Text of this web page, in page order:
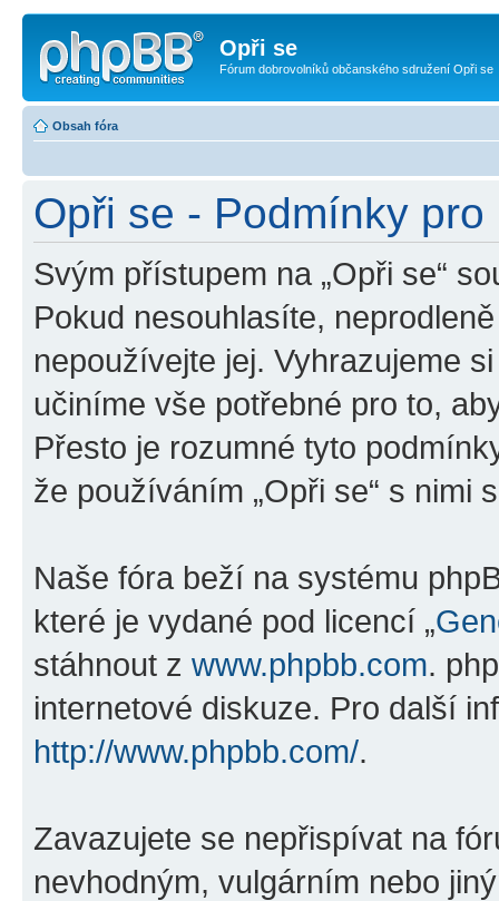
Opři se
Fórum dobrovolníků občanského sdružení Opři se
Obsah fóra
Opři se - Podmínky
Svým přístupem na „Opři se“
Pokud nesouhlasíte,
nepoužívejte jej. Vyhrazujeme
učiníme vše potřebné pro to,
Přesto je rozumné tyto
že používáním „Opři se“ s nimi
Naše fóra beží na systému
které je vydané pod licencí „
stáhnout z www.phpbb.com.
internetové diskuze. Pro další
http://www.phpbb.com/.
Zavazujete se nepřispívat na
nevhodným, vulgárním nebo